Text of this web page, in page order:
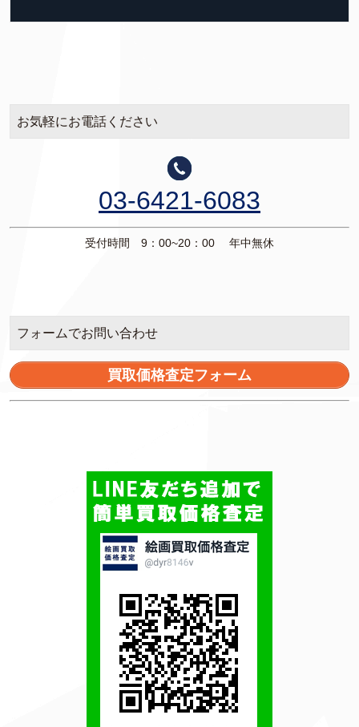
お気軽にお電話ください
03-6421-6083
受付時間 9：00~20：00 年中無休
フォームでお問い合わせ
買取価格査定フォーム